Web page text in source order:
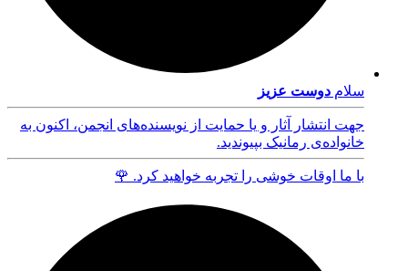
سلام دوست عزیز
جهت انتشار آثار و یا حمایت از نویسنده‌های انجمن، اکنون به
خانواده‌ی رمانیک بپیوندید.
با ما اوقات خوشی را تجربه خواهید کرد. 🌹